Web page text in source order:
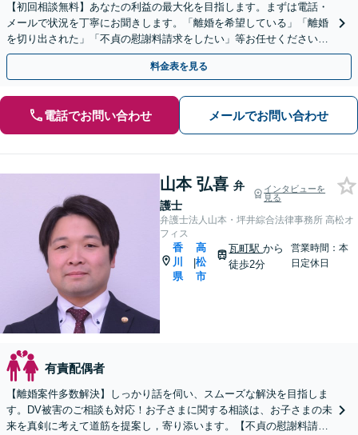
【初回相談無料】あなたの利益の最大化を目指します。まずは電話・
メールで状況を丁寧にお聞きします。「離婚を希望している」「離婚
を切り出された」「不貞の慰謝料請求をしたい」等お任せください。
【リーズナブルな料金設定】
料金表を見る
電話でお問い合わせ メールでお問い合わせ
山本 弘喜 弁
護士
インタビューを
見る
弁護士法人山本・坪井綜合法律事務所 高松オ
フィス
香
川
県
|
高
松
市
瓦町駅から
徒歩2分
営業時間：本
日定休日
有責配偶者
【離婚案件多数解決】しっかり話を伺い、スムーズな解決を目指しま
す。DV被害のご相談も対応！お子さまに関する相談は、お子さまの未
来を真剣に考えて道筋を提案し，寄り添います。【不貞の慰謝料請